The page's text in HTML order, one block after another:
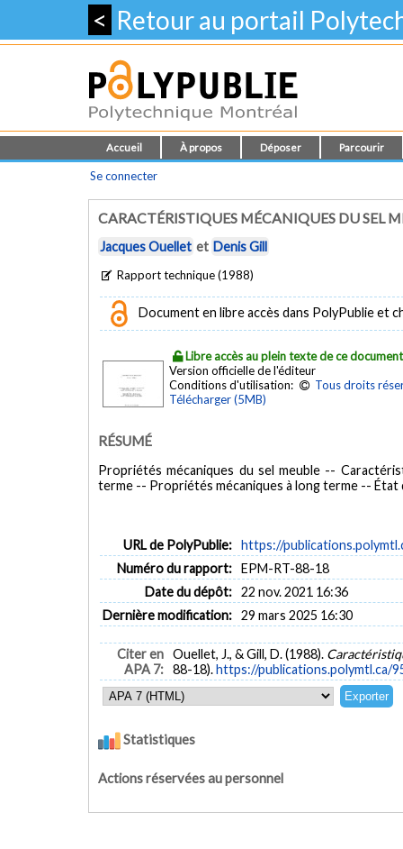
< Retour au portail
Accueil À propos Déposer Parcourir
Se connecter
CARACTÉRISTIQUES MÉCANIQUES DU SEL
Jacques Ouellet et Denis Gill
Rapport technique (1988)
Document en libre accès dans PolyPublie et
Libre accès au plein texte de ce document
Version officielle de l'éditeur
Conditions d'utilisation:
Tous droits
Télécharger (5MB)
RÉSUMÉ
Propriétés mécaniques du sel meuble --
terme -- Propriétés mécaniques à long terme -- État
URL de PolyPublie: https://
Numéro du rapport: EPM-RT-88-18
Date du dépôt: 22 nov. 2021 16:36
Dernière modification: 29 mars 2025 16:30
Citer en
APA 7:
Ouellet, J., & Gill, D. (1988).
88-18).https://publications.polymtl.ca/
Statistiques
Actions réservées au personnel